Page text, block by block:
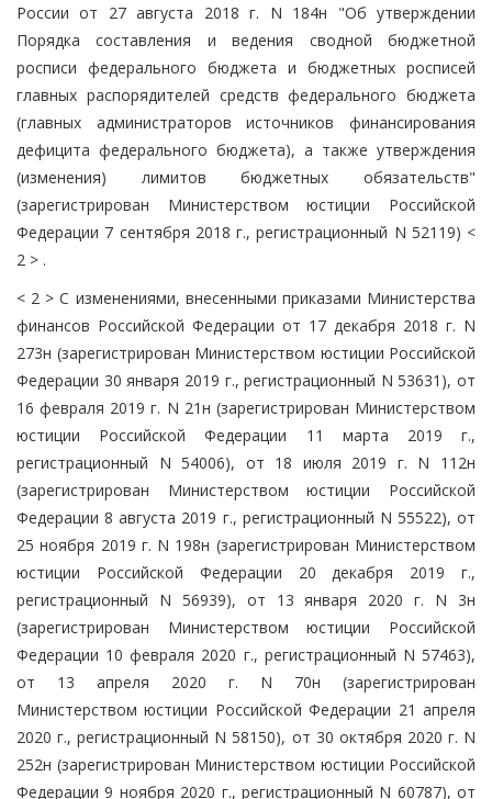
России от 27 августа 2018 г. N 184н "Об утверждении
Порядка составления и ведения сводной бюджетной
росписи федерального бюджета и бюджетных росписей
главных распорядителей средств федерального бюджета
(главных администраторов источников финансирования
дефицита федерального бюджета), а также утверждения
(изменения) лимитов бюджетных обязательств"
(зарегистрирован Министерством юстиции Российской
Федерации 7 сентября 2018 г., регистрационный N 52119) <
2 > .
< 2 > С изменениями, внесенными приказами Министерства
финансов Российской Федерации от 17 декабря 2018 г. N
273н (зарегистрирован Министерством юстиции Российской
Федерации 30 января 2019 г., регистрационный N 53631), от
16 февраля 2019 г. N 21н (зарегистрирован Министерством
юстиции Российской Федерации 11 марта 2019 г.,
регистрационный N 54006), от 18 июля 2019 г. N 112н
(зарегистрирован Министерством юстиции Российской
Федерации 8 августа 2019 г., регистрационный N 55522), от
25 ноября 2019 г. N 198н (зарегистрирован Министерством
юстиции Российской Федерации 20 декабря 2019 г.,
регистрационный N 56939), от 13 января 2020 г. N 3н
(зарегистрирован Министерством юстиции Российской
Федерации 10 февраля 2020 г., регистрационный N 57463),
от 13 апреля 2020 г. N 70н (зарегистрирован
Министерством юстиции Российской Федерации 21 апреля
2020 г., регистрационный N 58150), от 30 октября 2020 г. N
252н (зарегистрирован Министерством юстиции Российской
Федерации 9 ноября 2020 г., регистрационный N 60787), от